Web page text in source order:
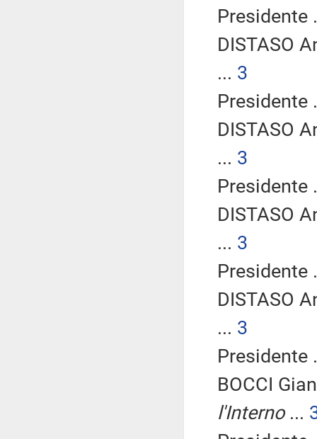
Presidente
DISTASO
... 3
Presidente
DISTASO
... 3
Presidente
DISTASO
... 3
Presidente
DISTASO
... 3
Presidente
BOCCI
l'Interno...